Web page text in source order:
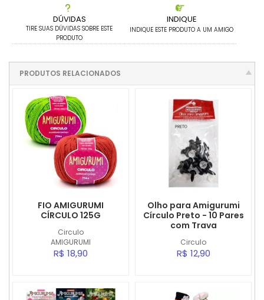
DÚVIDAS
TIRE SUAS DÚVIDAS SOBRE ESTE
PRODUTO
INDIQUE
INDIQUE ESTE PRODUTO A UM AMIGO
PRODUTOS RELACIONADOS
Circulo
AMIGURUMI
FIO AMIGURUMI
CÍRCULO 125G
R$ 18,90
Circulo
Olho para Amigurumi
Círculo Preto - 10 Pares
com Trava
R$ 12,90